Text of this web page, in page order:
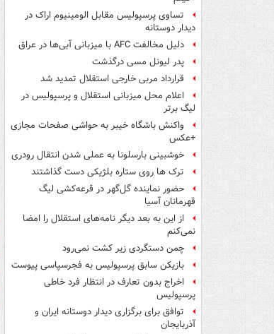
تساوی پرسپولیس مقابل الومینیوم اراک در
دیدار دوستانه
دلیل مخالفت AFC با میزبانی آبی‌ها در عراق
پدر لیونل مسی درگذشت
قرارداد مربی خارجی استقلال تمدید شد
اعلام محل میزبانی استقلال و پرسپولیس در
لیگ برتر
واکنش باشگاه خیبر به حواشی صفحات مجازی
+عکس
خوشبینی بارسلونا به عملی شدن انتقال رودری
ترک ها روی ستاره بلژیکی دست گذاشتند
حضور نماینده گل‌گهر در قرعه‌کشی لیگ
قهرمانان آسیا
از این به بعد دیگر نامه‌های استقلال را امضا
نمی‌کنم
چمن دستگردی زیر کشت نمی‌رود
بازیکن سابق پرسپولیس به فجرسپاسی پیوست
اخراج بدون تعارف در انتظار فرد خاطی
پرسپولیس
توافق برای برگزاری دیدار دوستانه ایران و
آذربایجان